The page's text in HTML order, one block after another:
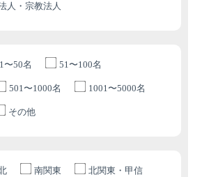
人・宗教法人
〜50名 51〜100名
501〜1000名 1001〜5000名
その他
南関東 北関東・甲信